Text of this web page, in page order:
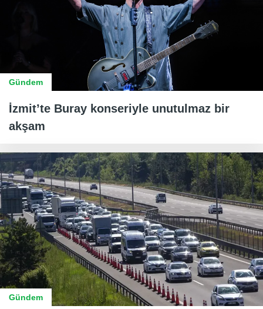
Gündem
İzmit’te Buray konseriyle unutulmaz bir
akşam
Gündem